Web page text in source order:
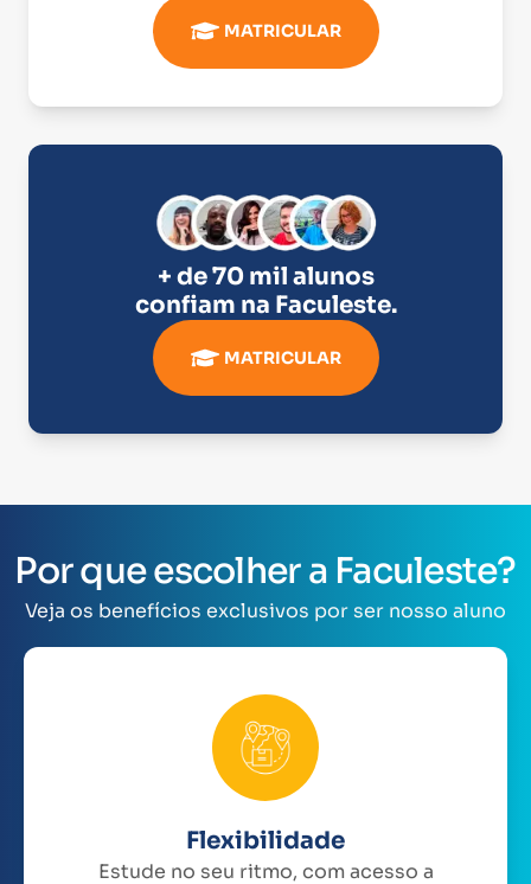
MATRICULAR
+ de 70 mil alunos
confiam na Faculeste.
MATRICULAR
Por que escolher a Faculeste?
Veja os benefícios exclusivos por ser nosso aluno
Flexibilidade
Estude no seu ritmo, com acesso a